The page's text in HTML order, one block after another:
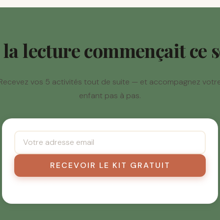
lecture commençait ce
vos 5 activités tout de suite — et accompagnez
enfant pas à pas.
RECEVOIR LE KIT GRATUIT